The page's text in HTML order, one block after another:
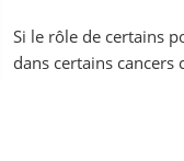
Si le rôle de certains
dans certains cancers